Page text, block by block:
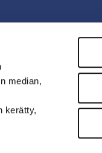
median,
kerätty,